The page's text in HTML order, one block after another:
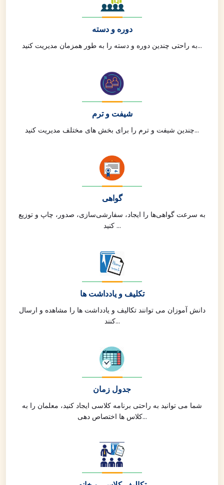
دوره و دسته
به راحتی چندین دوره و دسته را به طور همزمان مدیریت کنید...
شیفت و ترم
چندین شیفت و ترم را برای بخش های مختلف مدیریت کنید...
گواهی
به سرعت گواهی‌ها را ایجاد، سفارشی‌سازی، صدور، چاپ و توزیع
کنید ...
تکلیف و یادداشت ها
دانش آموزان می توانند تکالیف و یادداشت ها را مشاهده و ارسال
کنند...
جدول زمان
شما می توانید به راحتی برنامه کلاسی ایجاد کنید، معلمان را به
کلاس ها اختصاص دهی...